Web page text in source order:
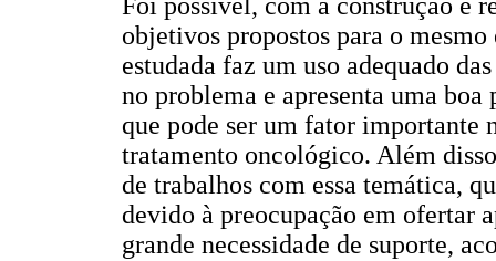
Foi possível, com a construção e
objetivos propostos para o
estudada faz um uso adequado
no problema e apresenta uma
que pode ser um fator importante
tratamento oncológico. Além
de trabalhos com essa temática,
devido à preocupação em ofertar
grande necessidade de suporte,